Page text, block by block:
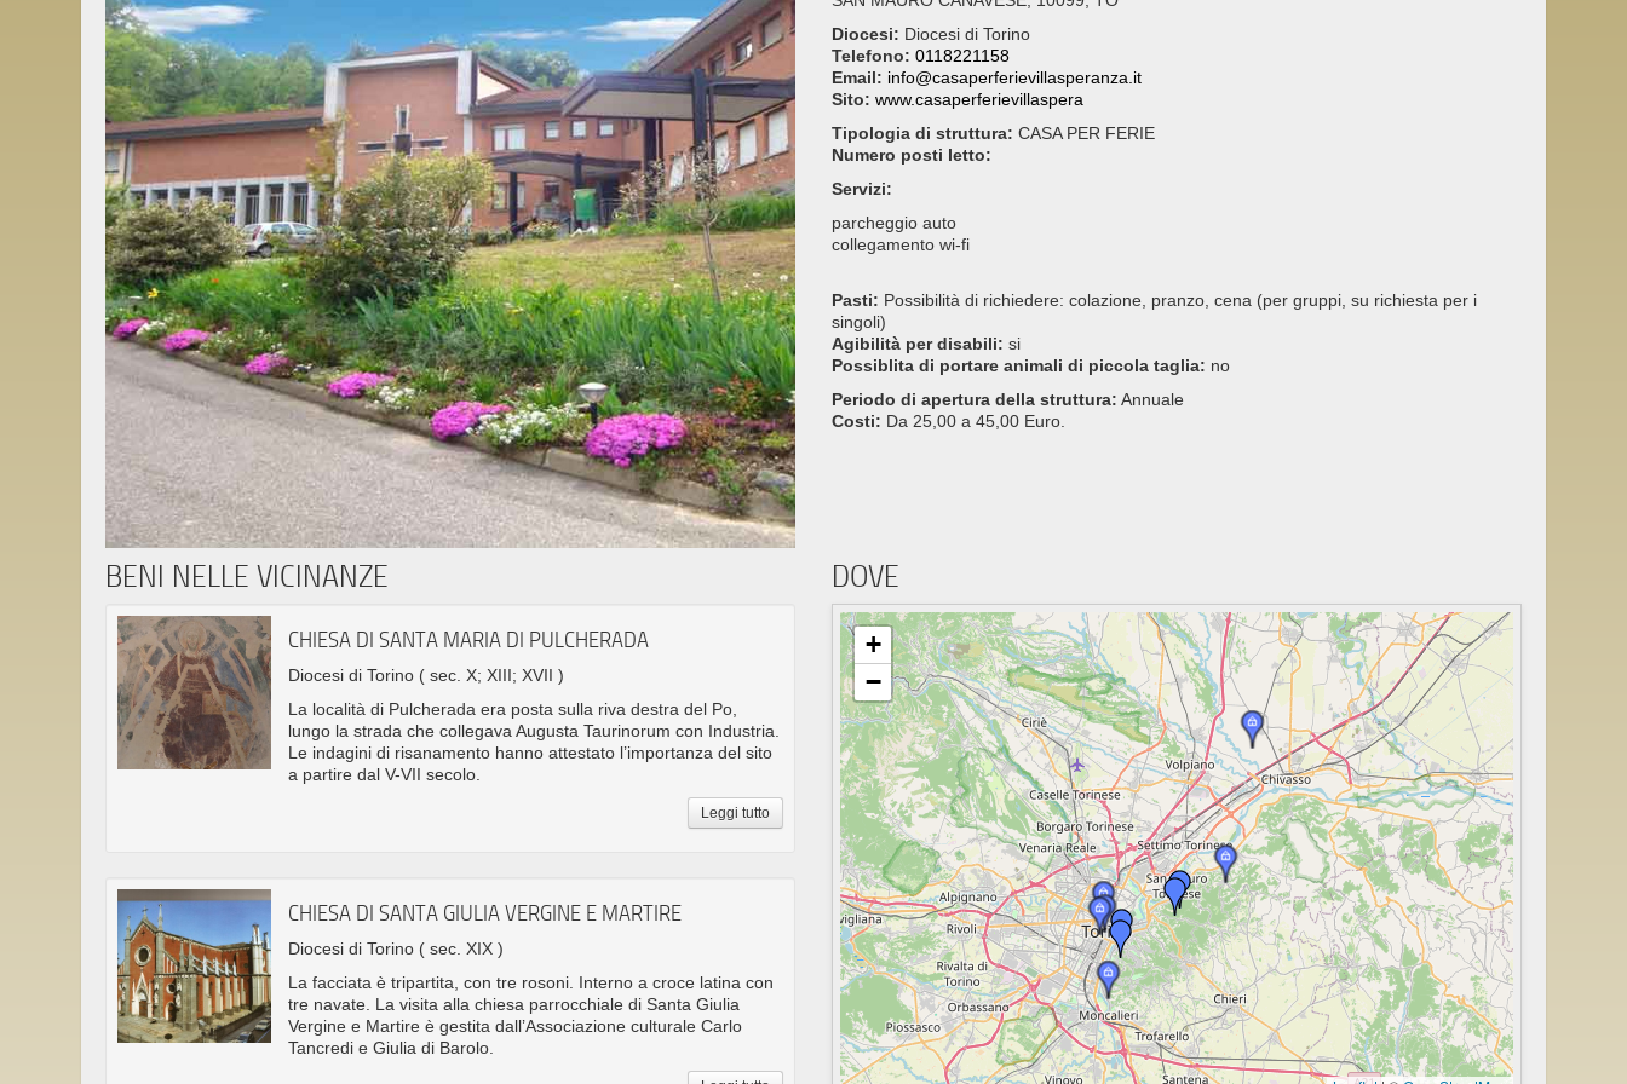
Diocesi: Diocesi di Torino
Telefono: 0118221158
Email: info@casaperferievillasperanza.it
Sito: www.casaperferievillaspera
Tipologia di struttura: CASA PER FERIE
Numero posti letto:
Servizi:
parcheggio auto
collegamento wi-fi
Pasti: Possibilità di richiedere: colazione, pranzo, cena (per gruppi, su richiesta per i
singoli)
Agibilità per disabili: si
Possiblita di portare animali di piccola taglia: no
Periodo di apertura della struttura: Annuale
Costi: Da 25,00 a 45,00 Euro.
BENI NELLE VICINANZE
CHIESA DI SANTA MARIA DI PULCHERADA
Diocesi di Torino ( sec. X; XIII; XVII )
La località di Pulcherada era posta sulla riva destra del Po,
lungo la strada che collegava Augusta Taurinorum con Industria.
Le indagini di risanamento hanno attestato l’importanza del sito
a partire dal V-VII secolo.
Leggi tutto
CHIESA DI SANTA GIULIA VERGINE E MARTIRE
Diocesi di Torino ( sec. XIX )
La facciata è tripartita, con tre rosoni. Interno a croce latina con
tre navate. La visita alla chiesa parrocchiale di Santa Giulia
Vergine e Martire è gestita dall’Associazione culturale Carlo
Tancredi e Giulia di Barolo.
DOVE
+
−